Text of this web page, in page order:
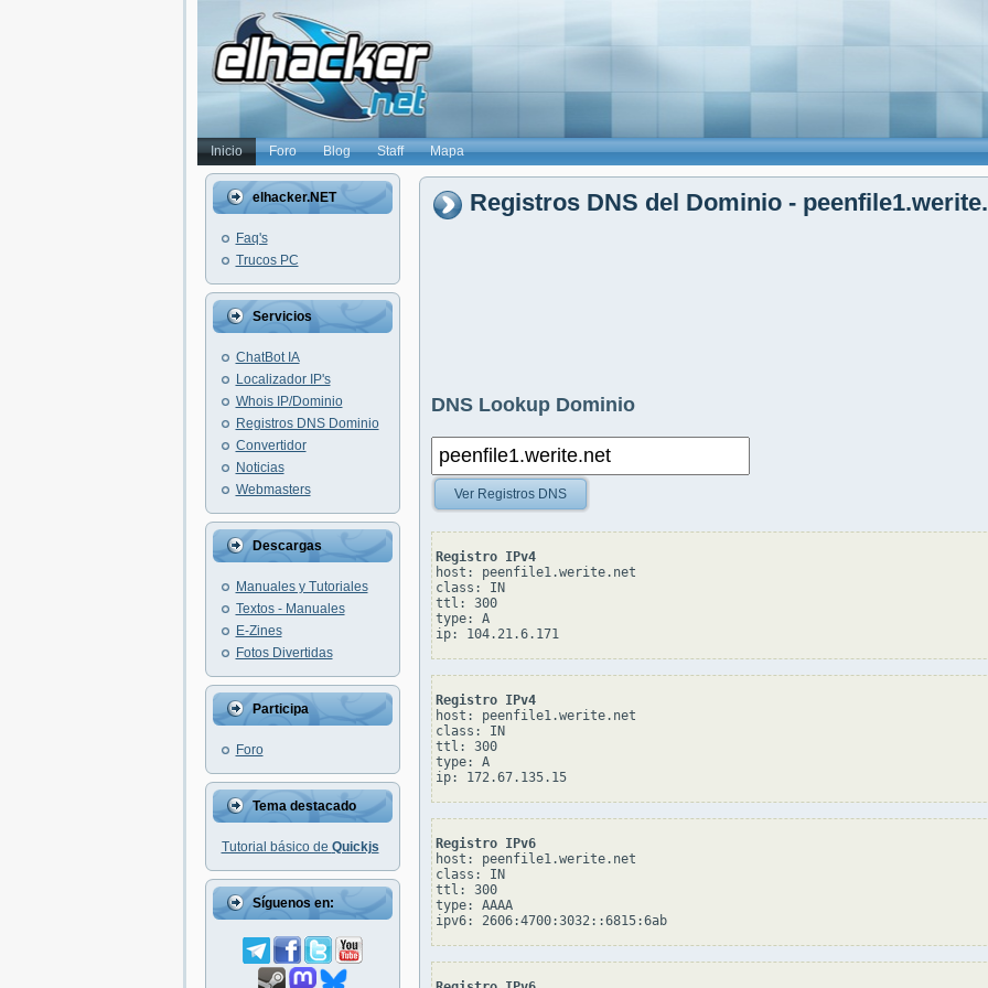
Inicio Foro Blog Staff Mapa
elhacker.NET
Faq's
Trucos PC
Servicios
ChatBot IA
Localizador IP's
Whois IP/Dominio
Registros DNS Dominio
Convertidor
Noticias
Webmasters
Descargas
Manuales y Tutoriales
Textos - Manuales
E-Zines
Fotos Divertidas
Participa
Foro
Tema destacado
Tutorial básico de Quickjs
Síguenos en:
Registros DNS del Dominio -
DNS Lookup Dominio
Ver Registros DNS
Registro IPv4
host: peenfile1.werite.net
class: IN
ttl: 300
type: A
ip: 104.21.6.171
Registro IPv4
host: peenfile1.werite.net
class: IN
ttl: 300
type: A
ip: 172.67.135.15
Registro IPv6
host: peenfile1.werite.net
class: IN
ttl: 300
type: AAAA
ipv6: 2606:4700:3032::6815:6ab